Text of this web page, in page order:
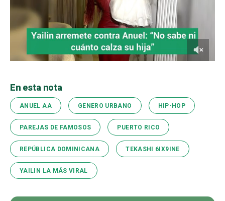
En esta nota
ANUEL AA GENERO URBANO HIP-HOP
PAREJAS DE FAMOSOS PUERTO RICO
REPÚBLICA DOMINICANA TEKASHI 6IX9INE
YAILIN LA MÁS VIRAL